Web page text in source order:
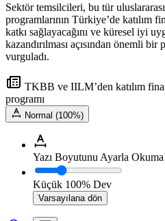
Sektör temsilcileri, bu tür
programlarının Türkiye’de katılım
katkı sağlayacağını ve küresel iyi
kazandırılması açısından önemli
vurguladı.
TKBB ve IILM’den katılım
programı
Normal (100%)
Yazı Boyutunu Ayarla Okuma
Küçük 100% Dev
Varsayılana dön